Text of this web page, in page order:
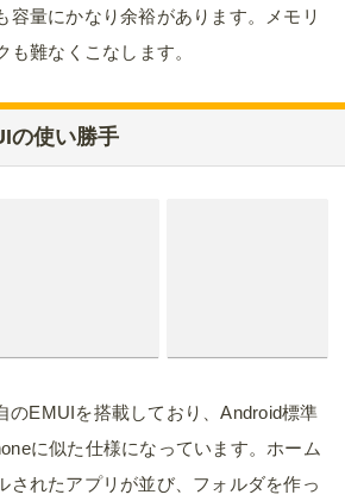
容量にかなり余裕があります。メモリ
も難なくこなします。
の使い勝手
のEMUIを搭載しており、Android標準
に似た仕様になっています。ホーム
されたアプリが並び、フォルダを作っ